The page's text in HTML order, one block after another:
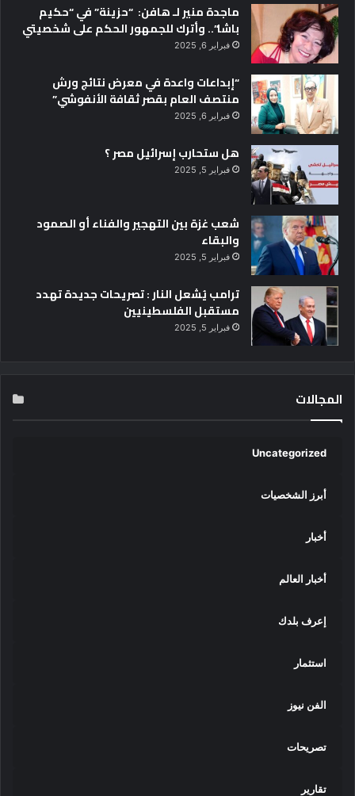
ماجدة منير لـ هافن: “حزينة” في “حكيم
باشا”.. وأترك للجمهور الحكم على شخصيتي
فبراير 6, 2025
“إبداعات واعدة في معرض نتائج ورش
منتصف العام بقصر ثقافة الأنفوشي”
فبراير 6, 2025
هل ستحارب إسرائيل مصر ؟
فبراير 5, 2025
شعب غزة بين التهجير والفناء أو الصمود
والبقاء
فبراير 5, 2025
ترامب يُشعل النار : تصريحات جديدة تهدد
مستقبل الفلسطينيين
فبراير 5, 2025
المجالات
Uncategorized
أبرز الشخصيات
أخبار
أخبار العالم
إعرف بلدك
استثمار
الفن نيوز
تصريحات
تقارير